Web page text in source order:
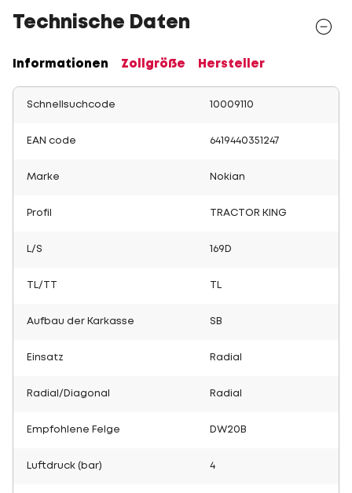
Technische Daten
Informationen Zollgröße Hersteller
Schnellsuchcode 10009110
EAN code 6419440351247
Marke Nokian
Profil TRACTOR KING
L/S 169D
TL/TT
Aufbau der Karkasse SB
Einsatz Radial
Radial/Diagonal Radial
Empfohlene Felge DW20B
Luftdruck (bar) 4